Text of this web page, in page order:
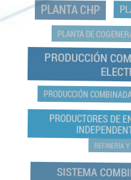
PLANTA CHP
PLANTA DE
PRODUCCIÓN
PRODUCCIÓN
PRODUCTORES DE
REFINERÍA
SISTEMA